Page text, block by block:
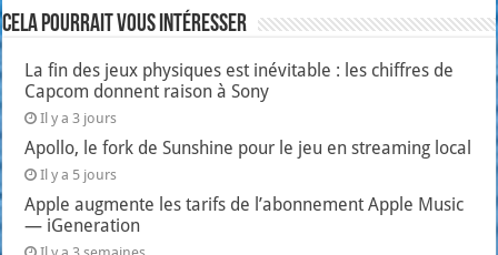
Cela pourrait vous intéresser
La fin des jeux physiques est inévitable : les chiffres de
Capcom donnent raison à Sony
Il y a 3 jours
Apollo, le fork de Sunshine pour le jeu en streaming local
Il y a 5 jours
Apple augmente les tarifs de l’abonnement Apple Music
— iGeneration